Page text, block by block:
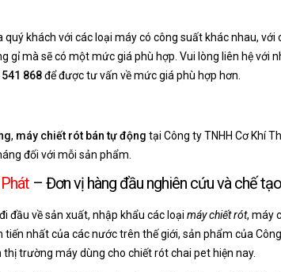
khách với các loại máy có công suất khác nhau,
gỉ mà sẽ có một mức giá phù hợp. Vui lòng liên hệ với
868để được tư vấn về mức giá phù hợp hơn.
, máy chiết rót bán tự động tại Công ty TNHH Cơ Khí
đối với mỗi sản phẩm.
– Đơn vị hàng đầu nghiên cứu và chế
đầu về sản xuất, nhập khẩu các loại máy chiết rót, máy
nhất của các nước trên thế giới, sản phẩm của
trường máy dùng cho chiết rót chai pet hiện nay.